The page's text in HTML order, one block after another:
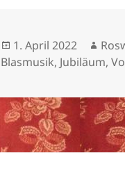
Veröffentlicht
am
1. April 2022
Blasmusik, Jubiläum,